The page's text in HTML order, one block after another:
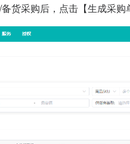
货采购后，点击【生成采购